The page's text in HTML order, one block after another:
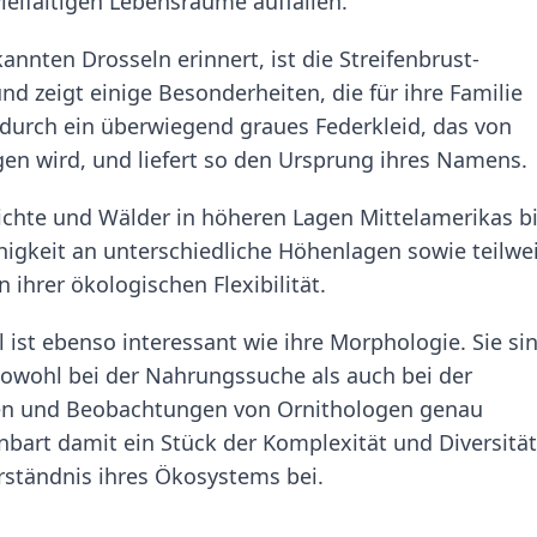
Drosseln erinnert, ist die Streifenbrust-
zeigt einige Besonderheiten, die für ihre Familie
ein überwiegend graues Federkleid, das von
wird, und liefert so den Ursprung ihres Namens.
und Wälder in höheren Lagen Mittelamerikas
an unterschiedliche Höhenlagen sowie
ihrer ökologischen Flexibilität.
ebenso interessant wie ihre Morphologie. Sie
bei der Nahrungssuche als auch bei der
und Beobachtungen von Ornithologen genau
damit ein Stück der Komplexität und
ihres Ökosystems bei.